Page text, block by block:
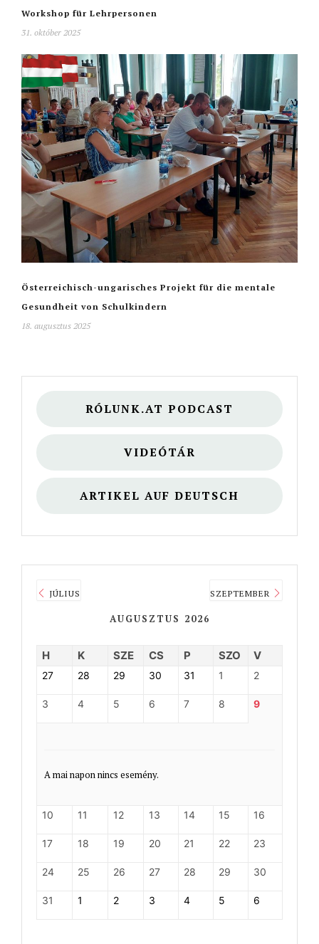
Workshop für Lehrpersonen
31. október 2025
Österreichisch-ungarisches Projekt für die mentale
Gesundheit von Schulkindern
18. augusztus 2025
RÓLUNK.AT PODCAST
VIDEÓTÁR
ARTIKEL AUF DEUTSCH
JÚLIUS
AUGUSZTUS 2026
SZEPTEMBER
H K SZE CS P SZO V
27 28 29 30 31 1 2
3 4 5 6 7 8 9
A mai napon nincs esemény.
10 11 12 13 14 15 16
17 18 19 20 21 22 23
24 25 26 27 28 29 30
31 1 2 3 4 5 6